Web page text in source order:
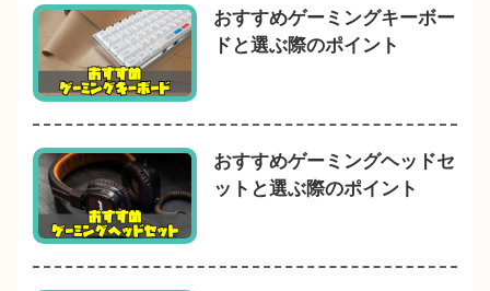
おすすめゲーミングキーボー
ドと選ぶ際のポイント
おすすめゲーミングヘッドセ
ットと選ぶ際のポイント